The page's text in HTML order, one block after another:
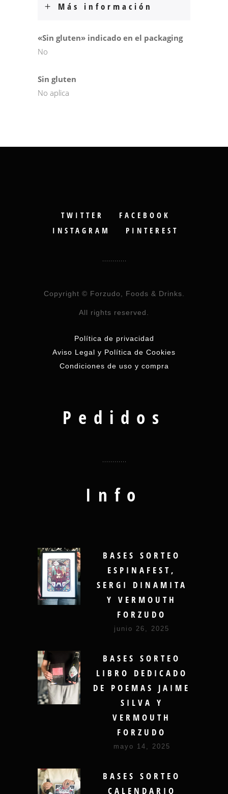
Más información
«Sin gluten» indicado en el packaging
No
Sin gluten
No aplica
TWITTER
FACEBOOK
INSTAGRAM
PINTEREST
Copyright © Forzudo, Foods & Drinks.
All rights reserved.
Política de privacidad
Aviso Legal y Política de Cookies
Condiciones de uso y compra
Pedidos
Info
BASES SORTEO
ESPINAFEST,
SERGI DINAMITA
Y VERMOUTH
FORZUDO
junio 26, 2025
BASES SORTEO
LIBRO DEDICADO
DE POEMAS JAIME
SILVA Y
VERMOUTH
FORZUDO
mayo 14, 2025
BASES SORTEO
CALENDARIO